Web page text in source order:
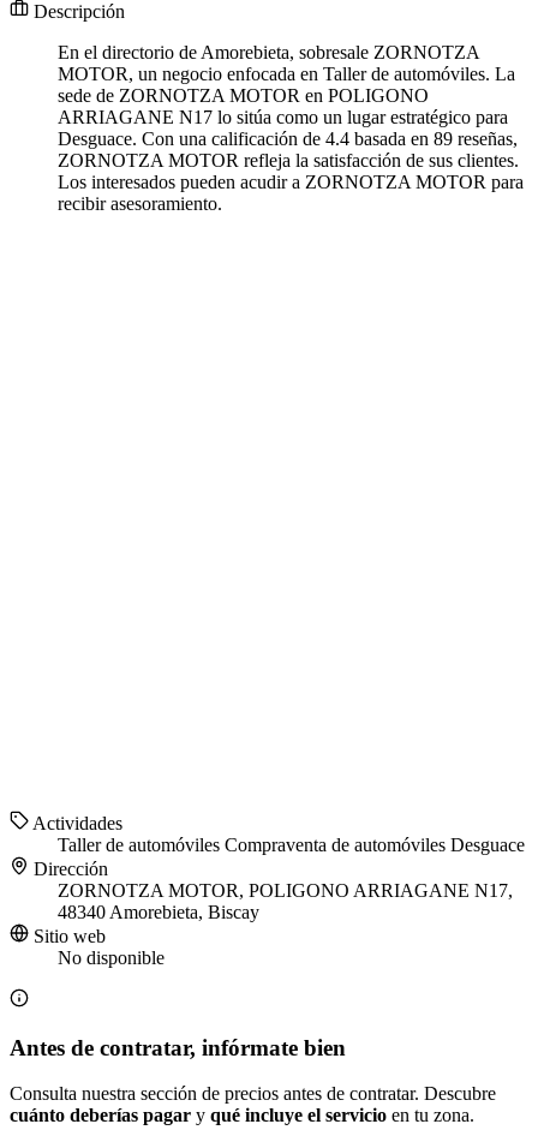
Descripción
En el directorio de Amorebieta, sobresale ZORNOTZA
MOTOR, un negocio enfocada en Taller de automóviles. La
sede de ZORNOTZA MOTOR en POLIGONO
ARRIAGANE N17 lo sitúa como un lugar estratégico para
Desguace. Con una calificación de 4.4 basada en 89 reseñas,
ZORNOTZA MOTOR refleja la satisfacción de sus clientes.
Los interesados pueden acudir a ZORNOTZA MOTOR para
recibir asesoramiento.
Actividades
Taller de automóviles Compraventa de automóviles Desguace
Dirección
ZORNOTZA MOTOR, POLIGONO ARRIAGANE N17,
48340 Amorebieta, Biscay
Sitio web
No disponible
Antes de contratar, infórmate bien
Consulta nuestra sección de precios antes de contratar. Descubre
cuánto deberías pagar y qué incluye el servicio en tu zona.